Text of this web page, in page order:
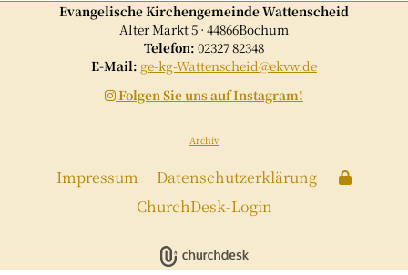
Evangelische Kirchengemeinde Wattenscheid
Alter Markt 5 · 44866Bochum
Telefon: 02327 82348
E-Mail: ge-kg-Wattenscheid@ekvw.de
 Folgen Sie uns auf Instagram!
Archiv
Impressum
Datenschutzerklärung
ChurchDesk-Login